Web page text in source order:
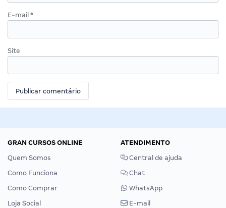
E-mail *
Site
GRAN CURSOS ONLINE
Quem Somos
Como Funciona
Como Comprar
Loja Social
ATENDIMENTO
Central de ajuda
Chat
WhatsApp
E-mail